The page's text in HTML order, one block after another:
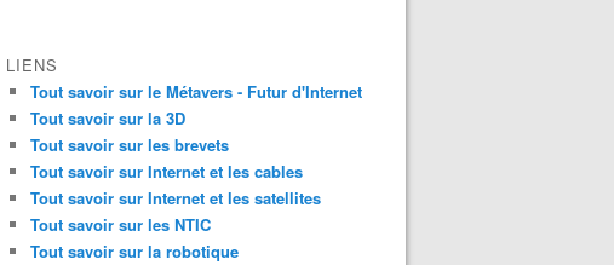
LIENS
Tout savoir sur le Métavers - Futur d'Internet
Tout savoir sur la 3D
Tout savoir sur les brevets
Tout savoir sur Internet et les cables
Tout savoir sur Internet et les satellites
Tout savoir sur les NTIC
Tout savoir sur la robotique